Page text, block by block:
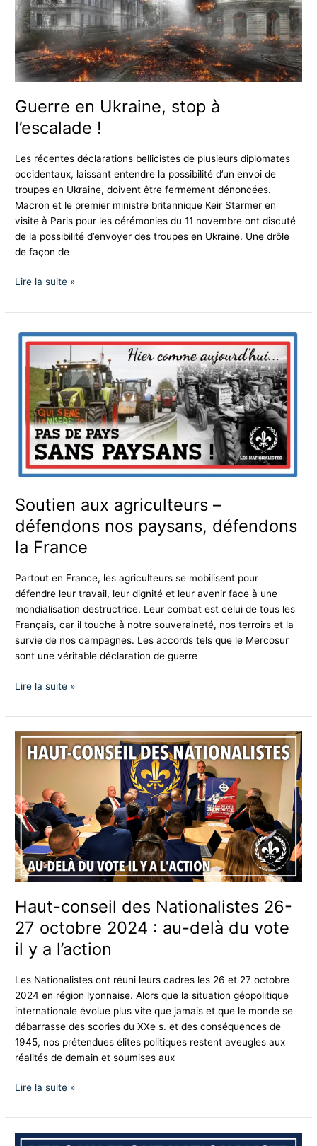
Guerre en Ukraine, stop à
l’escalade !
Les récentes déclarations bellicistes de plusieurs diplomates
occidentaux, laissant entendre la possibilité d’un envoi de
troupes en Ukraine, doivent être fermement dénoncées.
Macron et le premier ministre britannique Keir Starmer en
visite à Paris pour les cérémonies du 11 novembre ont discuté
de la possibilité d’envoyer des troupes en Ukraine. Une drôle
de façon de
l’escalade
Lire la suite »
Soutien aux agriculteurs –
défendons nos paysans, défendons
la France
Partout en France, les agriculteurs se mobilisent pour
défendre leur travail, leur dignité et leur avenir face à une
mondialisation destructrice. Leur combat est celui de tous les
Français, car il touche à notre souveraineté, nos terroirs et la
survie de nos campagnes. Les accords tels que le Mercosur
sont une véritable déclaration de guerre
Soutien
agriculteurs
défendons
nos
paysans,
défendons
France
Lire la suite »
Haut-conseil des Nationalistes 26-
27 octobre 2024 : au-delà du vote
il y a l’action
Les Nationalistes ont réuni leurs cadres les 26 et 27 octobre
2024 en région lyonnaise. Alors que la situation géopolitique
internationale évolue plus vite que jamais et que le monde se
débarrasse des scories du XXe s. et des conséquences de
1945, nos prétendues élites politiques restent aveugles aux
réalités de demain et soumises aux
Haut-
conseil
26-
27
octobre
2024
:
au-
du
vote
il
y
l’action
Lire la suite »
Vers